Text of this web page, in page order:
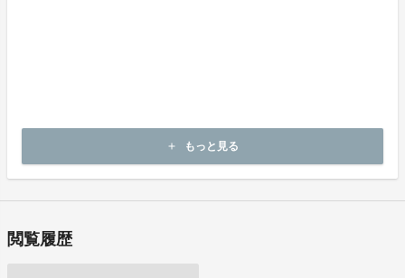
上記理由による不良品は、商品到着後14日以内に弊社までご連絡い
ただいた後、出品者から対応方法をお客様宛にご連絡致します。
add もっと見る
閲覧履歴